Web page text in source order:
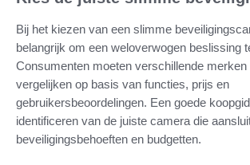
Bij het kiezen van een slimme
belangrijk om een weloverwogen beslissing
Consumenten moeten verschillende merken
vergelijken op basis van functies, prijs en
gebruikersbeoordelingen. Een goede
identificeren van de juiste camera die
beveiligingsbehoeften en budgetten.